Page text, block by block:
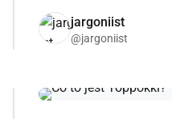
jargoniist
@jargoniist